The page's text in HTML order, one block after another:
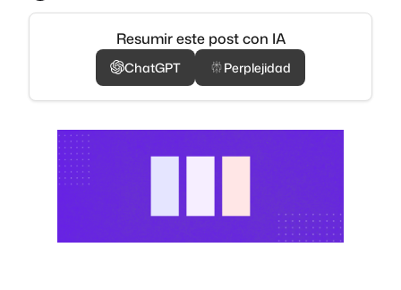
Resumir este post con IA
ChatGPT Perplejidad